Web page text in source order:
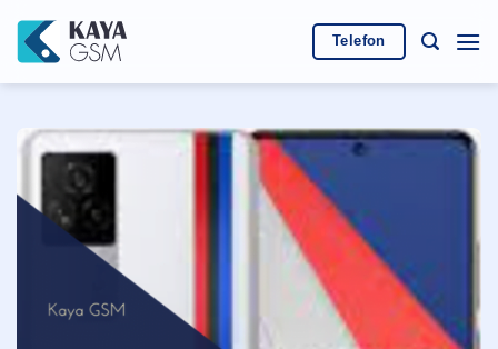
atla
Telefon